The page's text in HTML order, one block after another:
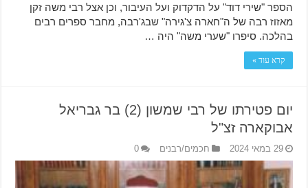
הספר "שירי דוד" על הדקדוק ועל העיבור, וכן אצל רבי משה זקן
מאזוז רבה של ה"חארה צ'גירה" שבג'רבה, מחבר ספרים רבים
בהלכה. סיפרו "שערי משה" היה …
קרא עוד »
יום פטירתו של רבי שמשון (2) בר גבריאל
אבוקארה זצ"ל
29 במאי 2024 חכמים/רבנים 0